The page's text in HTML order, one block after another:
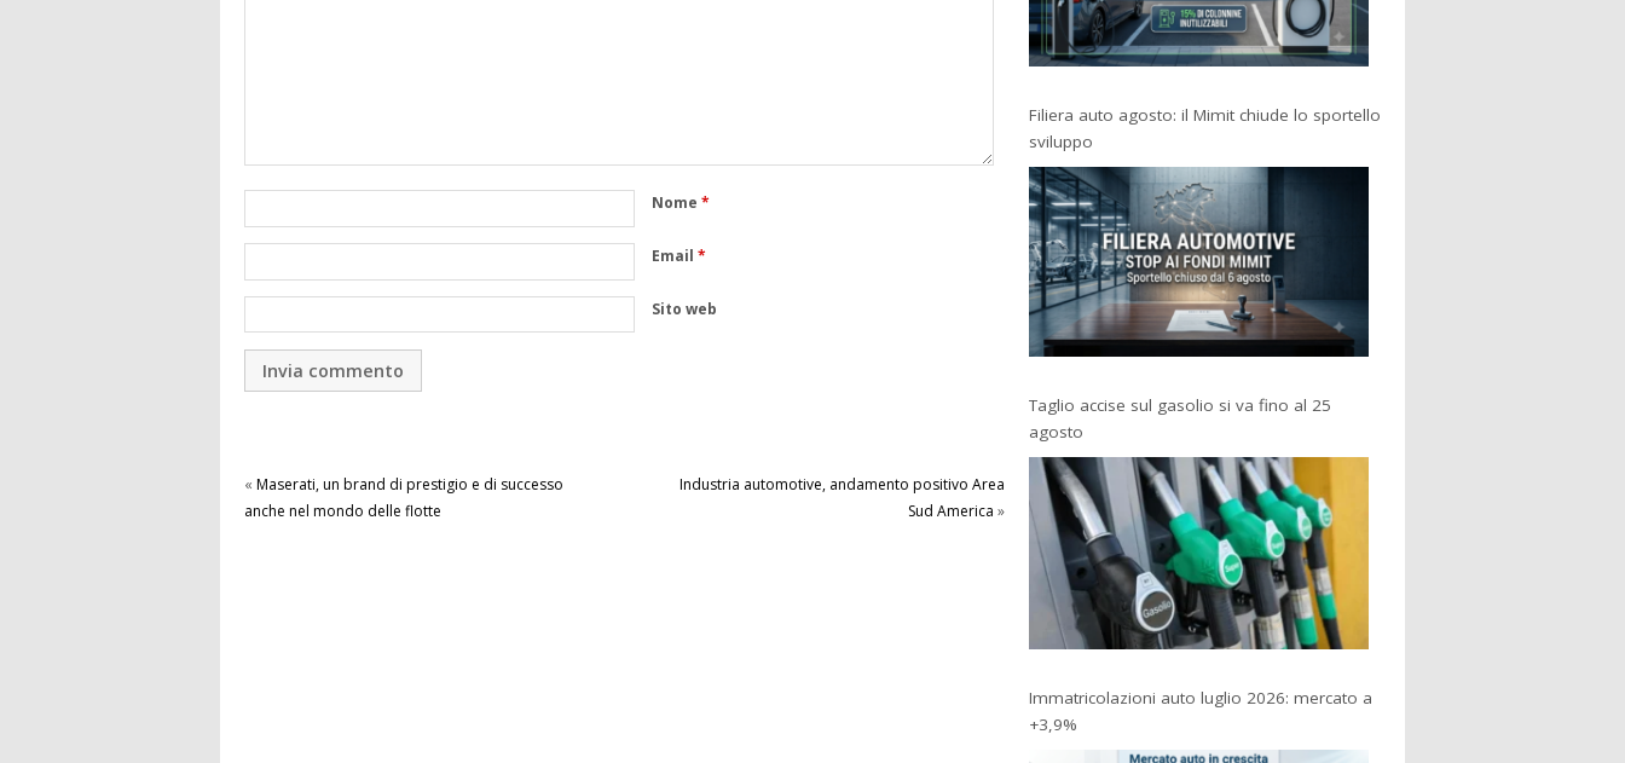
Nome *
Email *
Sito web
« Maserati, un brand di prestigio e di successo
anche nel mondo delle flotte
Industria automotive, andamento positivo Area
Sud America »
Filiera auto agosto: il Mimit chiude lo sportello
sviluppo
Taglio accise sul gasolio si va fino al 25
agosto
Immatricolazioni auto luglio 2026: mercato a
+3,9%